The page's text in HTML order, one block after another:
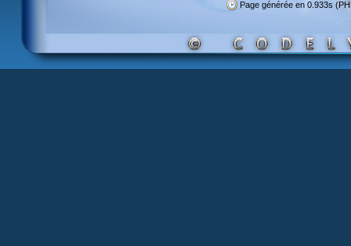
Page générée en 0.933s